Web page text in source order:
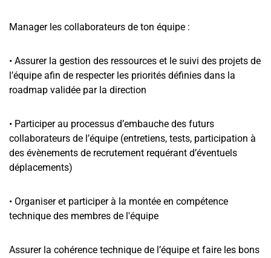
Manager les collaborateurs de ton équipe :
• Assurer la gestion des ressources et le suivi des projets de
l’équipe afin de respecter les priorités définies dans la
roadmap validée par la direction
• Participer au processus d’embauche des futurs
collaborateurs de l’équipe (entretiens, tests, participation à
des évènements de recrutement requérant d’éventuels
déplacements)
• Organiser et participer à la montée en compétence
technique des membres de l'équipe
Assurer la cohérence technique de l’équipe et faire les bons